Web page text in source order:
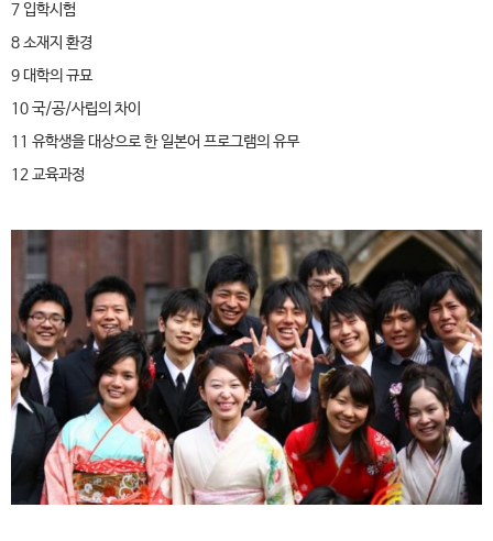
7 입학시험
8 소재지 환경
9 대학의 규묘
10 국/공/사립의 차이
11 유학생을 대상으로 한 일본어 프로그램의 유무
12 교육과정